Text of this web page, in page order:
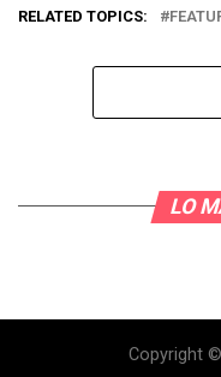
RELATED TOPICS:
LO
Copyright